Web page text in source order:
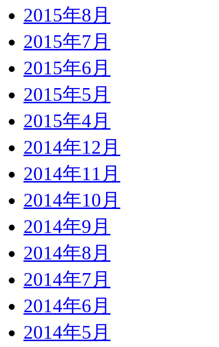
2015年8月
2015年7月
2015年6月
2015年5月
2015年4月
2014年12月
2014年11月
2014年10月
2014年9月
2014年8月
2014年7月
2014年6月
2014年5月